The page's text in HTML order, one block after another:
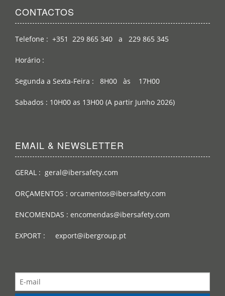
CONTACTOS
Telefone : +351 229 865 340 a 229 865 345
Horário :
Segunda a Sexta-Feira : 8H00 às 17H00
Sabados : 10H00 as 13H00 (A partir Junho 2026)
EMAIL & NEWSLETTER
GERAL : geral@ibersafety.com
ORÇAMENTOS : orcamentos@ibersafety.com
ENCOMENDAS : encomendas@ibersafety.com
EXPORT : export@ibergroup.pt